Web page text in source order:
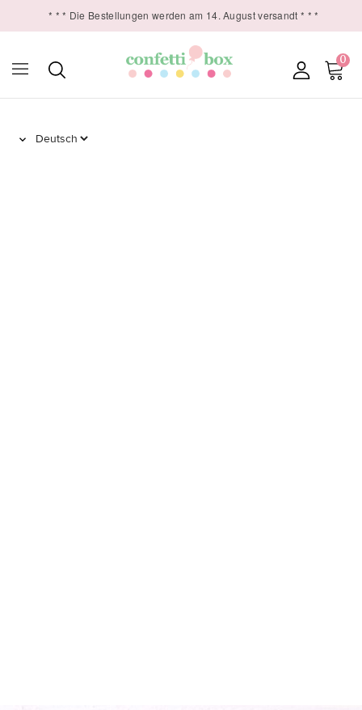
* * * Die Bestellungen werden am 14. August versandt * * *
0
